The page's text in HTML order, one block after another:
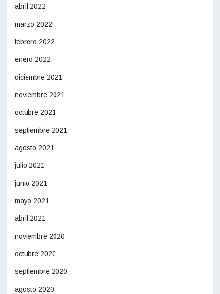
abril 2022
marzo 2022
febrero 2022
enero 2022
diciembre 2021
noviembre 2021
octubre 2021
septiembre 2021
agosto 2021
julio 2021
junio 2021
mayo 2021
abril 2021
noviembre 2020
octubre 2020
septiembre 2020
agosto 2020